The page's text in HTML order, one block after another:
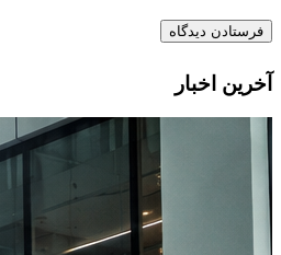
آخرین اخبار